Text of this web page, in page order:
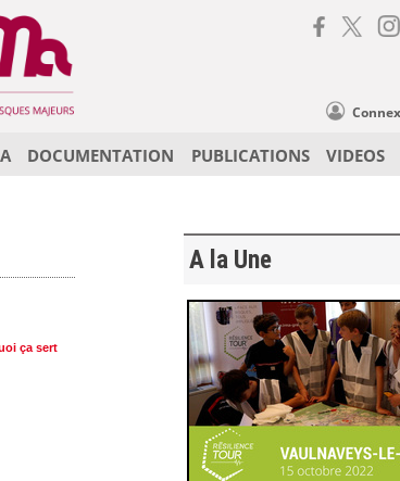
DOCUMENTATION PUBLICATIONS VIDEOS
ça sert
A la Une